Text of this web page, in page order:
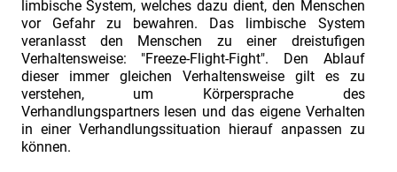
limbische System, welches dazu dient, den Menschen
vor Gefahr zu bewahren. Das limbische System
veranlasst den Menschen zu einer dreistufigen
Verhaltensweise: "Freeze-Flight-Fight". Den Ablauf
dieser immer gleichen Verhaltensweise gilt es zu
verstehen, um Körpersprache des
Verhandlungspartners lesen und das eigene Verhalten
in einer Verhandlungssituation hierauf anpassen zu
können.
Erste
Eindrücke
der
Fachtagung
vom
24.